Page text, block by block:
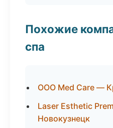
Похожие
спа
ООО Med Care —
Laser Esthetic
Новокузнецк